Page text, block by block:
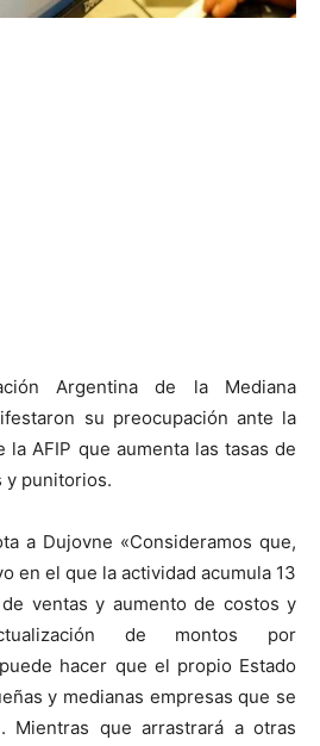
Argentina de la Mediana
su preocupación ante la
la AFIP que aumenta las tasas de
y punitorios.
a Dujovne «Consideramos que,
en el que la actividad acumula 13
ventas y aumento de costos y
de montos por
hacer que el propio Estado
y medianas empresas que se
Mientras que arrastrará a otras